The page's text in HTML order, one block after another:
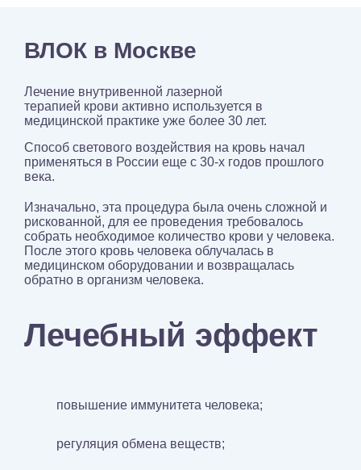
ВЛОК в Москве
Лечение внутривенной лазерной
терапией крови активно используется в
медицинской практике уже более 30 лет.
Способ светового воздействия на кровь начал
применяться в России еще с 30-х годов прошлого
века.
Изначально, эта процедура была очень сложной и
рискованной, для ее проведения требовалось
собрать необходимое количество крови у человека.
После этого кровь человека облучалась в
медицинском оборудовании и возвращалась
обратно в организм человека.
Лечебный эффект
повышение иммунитета человека;
регуляция обмена веществ;